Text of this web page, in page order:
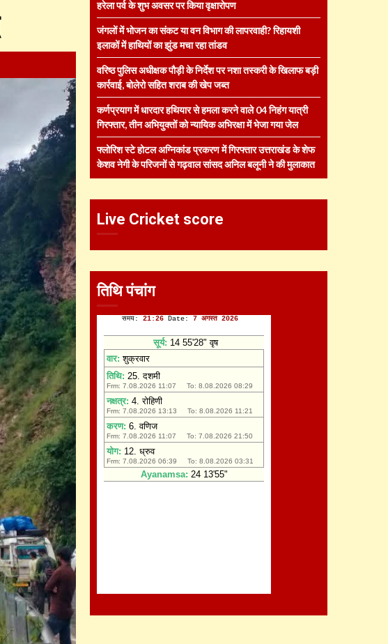
हरेला पर्व के शुभ अवसर पर किया वृक्षारोपण
जंगलों में भोजन का संकट या वन विभाग की लापरवाही? रिहायशी
इलाकों में हाथियों का झुंड मचा रहा तांडव
वरिष्ठ पुलिस अधीक्षक पौड़ी के निर्देश पर नशा तस्करी के खिलाफ बड़ी
कार्रवाई, बोलेरो सहित शराब की खेप जब्त
कर्णप्रयाग में धारदार हथियार से हमला करने वाले 04 निहंग यात्री
गिरफ्तार, तीन अभियुक्तों को न्यायिक अभिरक्षा में भेजा गया जेल
फ्लोरिश स्टे होटल अग्निकांड प्रकरण में गिरफ्तार उत्तराखंड के शेफ
केशव नेगी के परिजनों से गढ़वाल सांसद अनिल बलूनी ने की मुलाकात
Live Cricket score
तिथि पंचांग